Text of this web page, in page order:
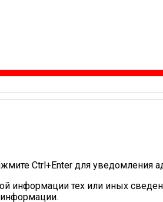
Ctrl+Enter для уведомления
информации тех или иных
информации.